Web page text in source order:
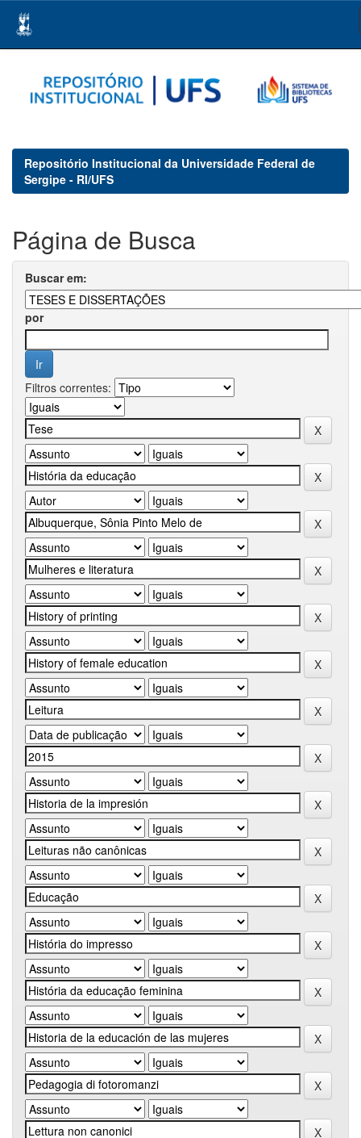
navigation
Repositório Institucional da Universidade Federal de
Sergipe - RI/UFS
Página de Busca
Buscar em:
por
Filtros correntes: